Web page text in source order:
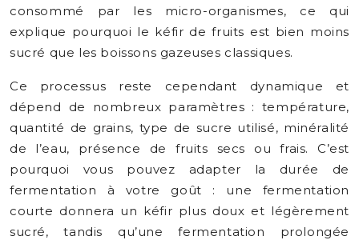
consommé par les micro-organismes, ce qui
explique pourquoi le kéfir de fruits est bien moins
sucré que les boissons gazeuses classiques.
Ce processus reste cependant dynamique et
dépend de nombreux paramètres : température,
quantité de grains, type de sucre utilisé, minéralité
de l’eau, présence de fruits secs ou frais. C’est
pourquoi vous pouvez adapter la durée de
fermentation à votre goût : une fermentation
courte donnera un kéfir plus doux et légèrement
sucré, tandis qu’une fermentation prolongée